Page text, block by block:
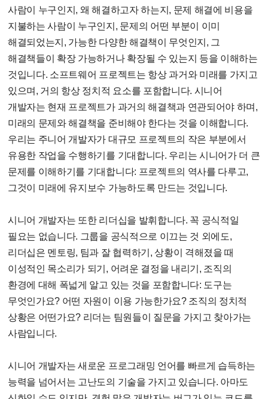
사람이 누구인지, 왜 해결하고자 하는지, 문제 해결에 비용을
지불하는 사람이 누구인지, 문제의 어떤 부분이 이미
해결되었는지, 가능한 다양한 해결책이 무엇인지, 그
해결책들이 확장 가능하거나 확장될 수 있는지 등을 이해하는
것입니다. 소프트웨어 프로젝트는 항상 과거와 미래를 가지고
있으며, 거의 항상 정치적 요소를 포함합니다. 시니어
개발자는 현재 프로젝트가 과거의 해결책과 연관되어야 하며,
미래의 문제와 해결책을 준비해야 한다는 것을 이해합니다.
우리는 주니어 개발자가 대규모 프로젝트의 작은 부분에서
유용한 작업을 수행하기를 기대합니다. 우리는 시니어가 더 큰
문제를 이해하기를 기대합니다: 프로젝트의 역사를 다루고,
그것이 미래에 유지보수 가능하도록 만드는 것입니다.
시니어 개발자는 또한 리더십을 발휘합니다. 꼭 공식적일
필요는 없습니다. 그룹을 공식적으로 이끄는 것 외에도,
리더십은 멘토링, 팀과 잘 협력하기, 상황이 격해졌을 때
이성적인 목소리가 되기, 어려운 결정을 내리기, 조직의
환경에 대해 폭넓게 알고 있는 것을 포함합니다: 도구는
무엇인가요? 어떤 자원이 이용 가능한가요? 조직의 정치적
상황은 어떤가요? 리더는 팀원들이 질문을 가지고 찾아가는
사람입니다.
시니어 개발자는 새로운 프로그래밍 언어를 빠르게 습득하는
능력을 넘어서는 고난도의 기술을 가지고 있습니다. 아마도